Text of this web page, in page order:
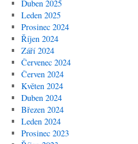
Duben 2025
Leden 2025
Prosinec 2024
Říjen 2024
Září 2024
Červenec 2024
Červen 2024
Květen 2024
Duben 2024
Březen 2024
Leden 2024
Prosinec 2023